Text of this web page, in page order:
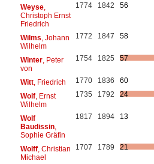
Weyse,
Christoph Ernst
Friedrich
1774 1842 56
Wilms , Johann
Wilhelm
1772 1847 58
Winter, Peter
von
1754 1825 57
Witt, Friedrich 1770 1836
60
Wolf, Ernst
Wilhelm
1735 1792 24
Wolf
Baudissin,
Sophie Gräfin
1817 1894 13
Wolff, Christian
Michael
1707 1789 21